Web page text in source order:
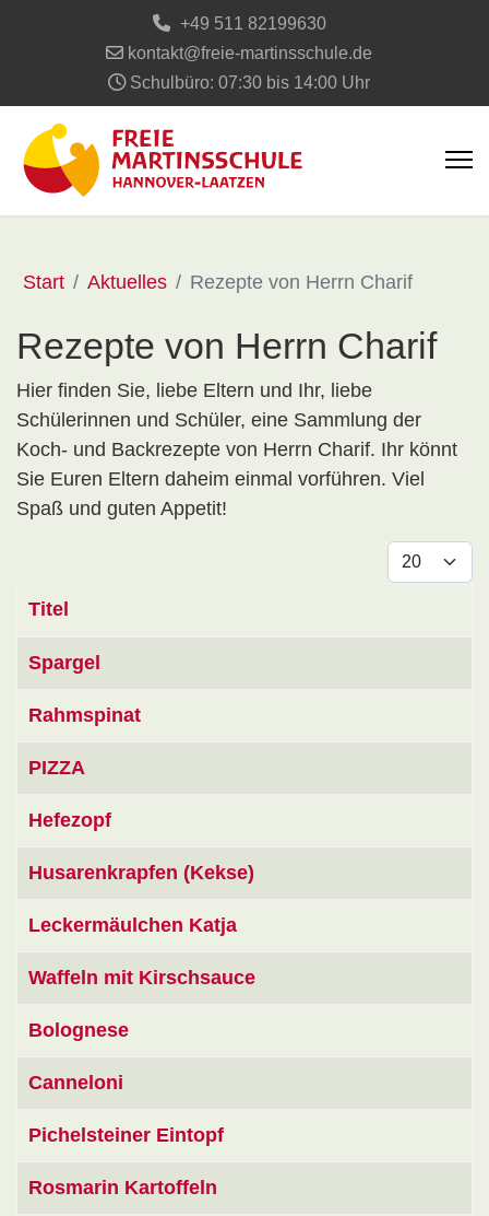
+49 511 82199630
kontakt@freie-martinsschule.de
Schulbüro: 07:30 bis 14:00 Uhr
Start Aktuelles Rezepte von Herrn Charif
Rezepte von Herrn Charif
Hier finden Sie, liebe Eltern und Ihr, liebe
Schülerinnen und Schüler, eine Sammlung der
Koch- und Backrezepte von Herrn Charif. Ihr könnt
Sie Euren Eltern daheim einmal vorführen. Viel
Spaß und guten Appetit!
Anzeige #
Titel
Spargel
Rahmspinat
PIZZA
Hefezopf
Husarenkrapfen (Kekse)
Leckermäulchen Katja
Waffeln mit Kirschsauce
Bolognese
Canneloni
Pichelsteiner Eintopf
Rosmarin Kartoffeln